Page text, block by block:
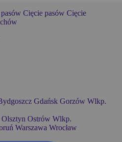
Cięcie pasów Cięcie
Gdańsk Gorzów Wlkp.
Olsztyn Ostrów Wlkp.
Warszawa Wrocław